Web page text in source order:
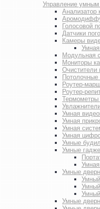
Управление
Анализатор
Голосовой
Датчики
Камеры
Модульная
Мониторы
Очистители
Потолочные
Роутер-
Роутер-
Умная
Умная
Умная
Умная
Умные
Умные
Умные
Умные